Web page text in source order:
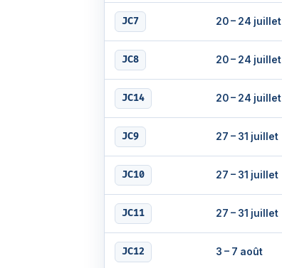
JC7 20 – 24 juillet
JC8 20 – 24 juillet
JC14 20 – 24 juillet
JC9 27 – 31 juillet
JC10 27 – 31 juillet
JC11 27 – 31 juillet
JC12 3 – 7 août